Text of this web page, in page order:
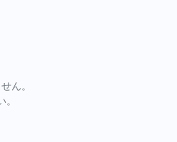
ん。